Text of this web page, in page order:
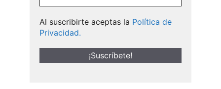
Al suscribirte aceptas la Política de
Privacidad.